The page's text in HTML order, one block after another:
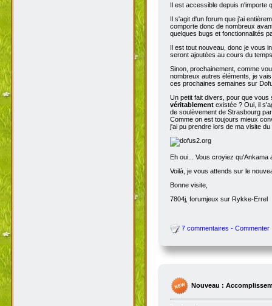
Il est accessible depuis n'importe
Il s'agit d'un forum que j'ai
comporte donc de nombreux
quelques bugs et fonctionnalités
Il est tout nouveau, donc je vous
seront ajoutées au cours du
Sinon, prochainement, comme
nombreux autres éléments, je
ces prochaines semaines sur
Un petit fait divers, pour que vous
véritablement existée ? Oui, il
de soulèvement de Strasbourg
Comme on est toujours mieux
j'ai pu prendre lors de ma visite
Eh oui... Vous croyiez
Voilà, je vous attends sur le
Bonne visite,
7804j, forumjeux sur Rykke-Errel
7 commentaires - Commenter
Nouveau :